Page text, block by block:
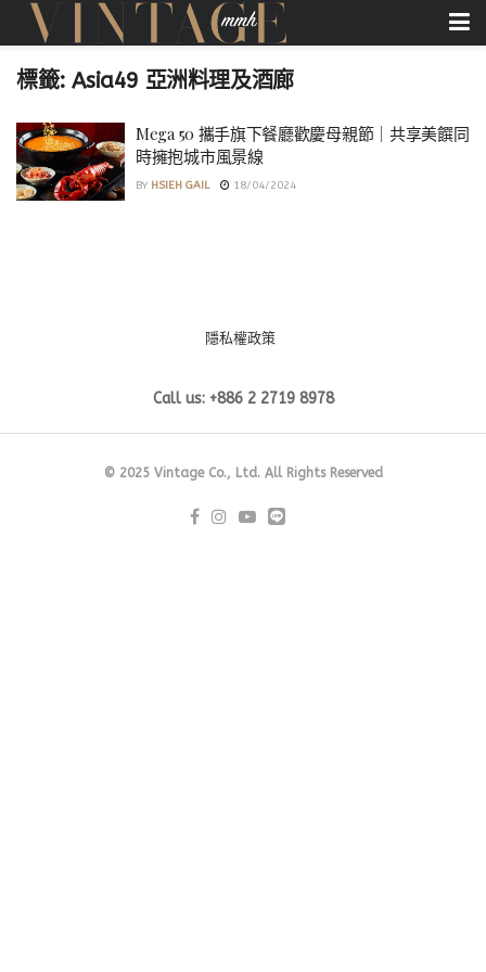
標籤:Asia49 亞洲料理及酒廊
Mega 50 攜手旗下餐廳歡慶母親節｜共享美饌同
時擁抱城市風景線
BY HSIEH GAIL 18/04/2024
隱私權政策
Call us: +886 2 2719 8978
© 2025 Vintage Co., Ltd. All Rights Reserved